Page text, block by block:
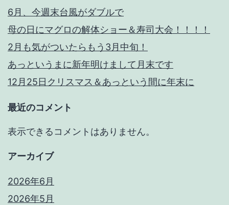
ら
に
対
6月、今週末台風がダブルで
母の日にマグロの解体ショー＆寿司大会！！！！
2月も気がついたらもう3月中旬！
あっというまに新年明けまして月末です
12月25日クリスマス＆あっという間に年末に
最近のコメント
表示できるコメントはありません。
アーカイブ
2026年6月
2026年5月